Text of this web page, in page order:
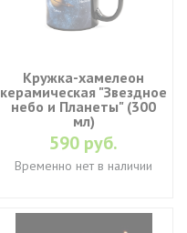
Кружка-хамелеон
керамическая "Звездное
небо и Планеты" (300
мл)
590 руб.
Временно нет в наличии